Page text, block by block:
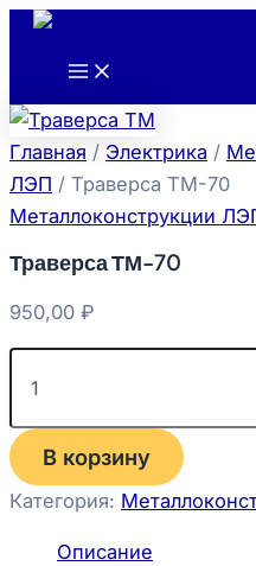
Перейти
содержимому
Main
Главная / Электрика /
ЛЭП / Траверса ТМ-70
Металлоконструкции
Траверса ТМ-70
950,00 ₽
Количество
товара
В корзину
Категория:
Описание